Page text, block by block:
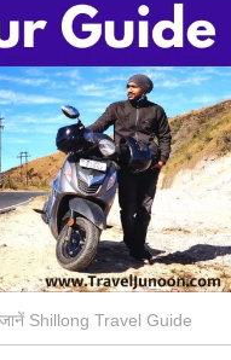
जानें Shillong Travel Guide